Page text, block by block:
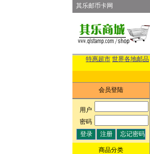
其乐邮币卡网
特惠超市 世界各地邮品
会员登陆
用户:
密码:
商品分类